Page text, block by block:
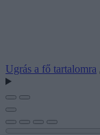
Ugrás a fő tartalomra